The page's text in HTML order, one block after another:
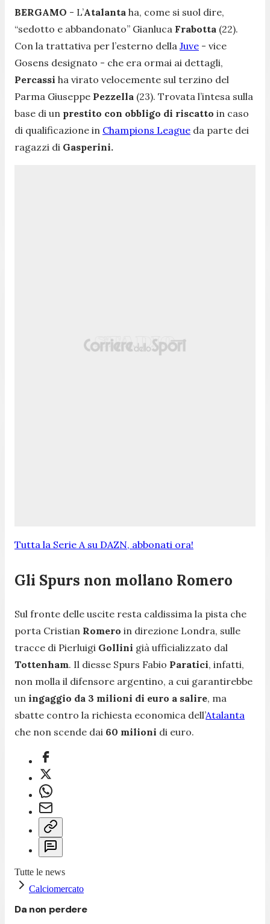
BERGAMO - L’Atalanta ha, come si suol dire,
“sedotto e abbandonato” Gianluca Frabotta (22).
Con la trattativa per l’esterno della Juve - vice
Gosens designato - che era ormai ai dettagli,
Percassi ha virato velocemente sul terzino del
Parma Giuseppe Pezzella (23). Trovata l’intesa sulla
base di un prestito con obbligo di riscatto in caso
di qualificazione in Champions League da parte dei
ragazzi di Gasperini.
Tutta la Serie A su DAZN, abbonati ora!
Gli Spurs non mollano Romero
Sul fronte delle uscite resta caldissima la pista che
porta Cristian Romero in direzione Londra, sulle
tracce di Pierluigi Gollini già ufficializzato dal
Tottenham. Il diesse Spurs Fabio Paratici, infatti,
non molla il difensore argentino, a cui garantirebbe
un ingaggio da 3 milioni di euro a salire, ma
sbatte contro la richiesta economica dell’Atalanta
che non scende dai 60 milioni di euro.
Tutte le news
Calciomercato
Da non perdere